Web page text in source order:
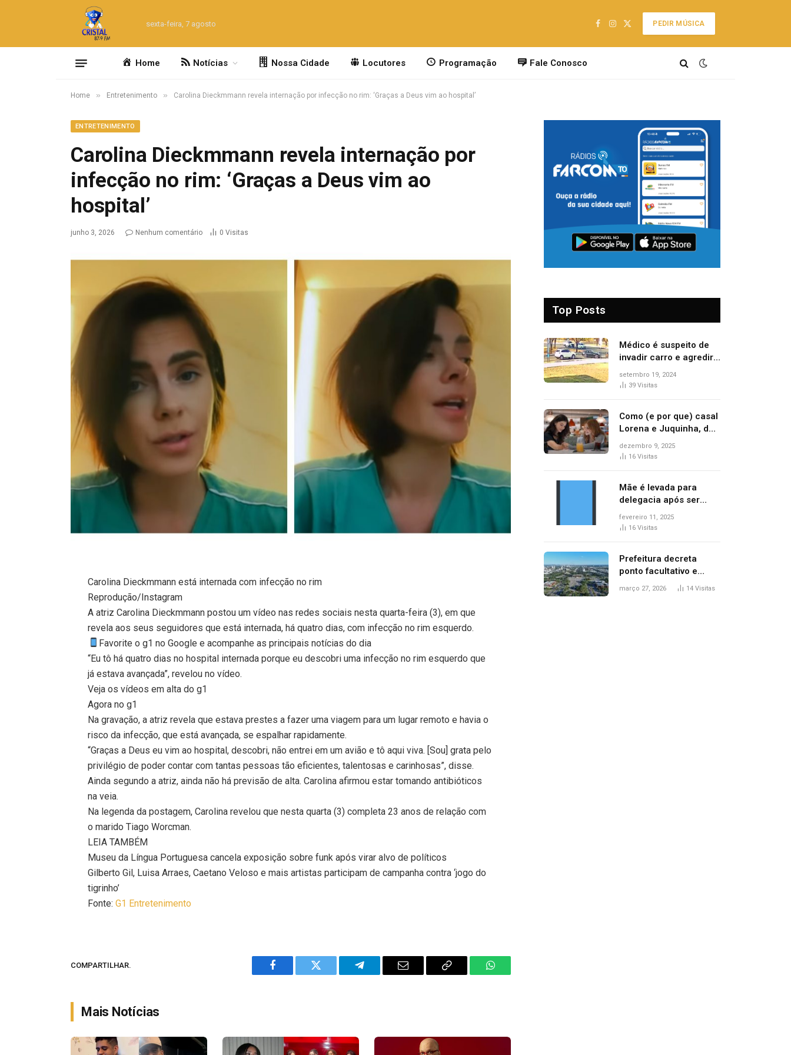
sexta-feira, 7 agosto
Facebook
Instagram
X
PEDIR MÚSICA
Home Notícias Nossa Cidade Locutores Programação Fale Conosco
Home » Entretenimento » Carolina Dieckmmann revela internação por infecção no rim: ‘Graças a Deus vim ao hospital’
ENTRETENIMENTO
Carolina Dieckmmann revela internação por
infecção no rim: ‘Graças a Deus vim ao
hospital’
junho 3, 2026 Nenhum comentário 0 Visitas
Carolina Dieckmmann está internada com infecção no rim
Reprodução/Instagram
A atriz Carolina Dieckmmann postou um vídeo nas redes sociais nesta quarta-feira (3), em que
revela aos seus seguidores que está internada, há quatro dias, com infecção no rim esquerdo.
Favorite o g1 no Google e acompanhe as principais notícias do dia
“Eu tô há quatro dias no hospital internada porque eu descobri uma infecção no rim esquerdo que
já estava avançada”, revelou no vídeo.
Veja os vídeos em alta do g1
Agora no g1
Na gravação, a atriz revela que estava prestes a fazer uma viagem para um lugar remoto e havia o
risco da infecção, que está avançada, se espalhar rapidamente.
“Graças a Deus eu vim ao hospital, descobri, não entrei em um avião e tô aqui viva. [Sou] grata pelo
privilégio de poder contar com tantas pessoas tão eficientes, talentosas e carinhosas”, disse.
Ainda segundo a atriz, ainda não há previsão de alta. Carolina afirmou estar tomando antibióticos
na veia.
Na legenda da postagem, Carolina revelou que nesta quarta (3) completa 23 anos de relação com
o marido Tiago Worcman.
LEIA TAMBÉM
Museu da Língua Portuguesa cancela exposição sobre funk após virar alvo de políticos
Gilberto Gil, Luisa Arraes, Caetano Veloso e mais artistas participam de campanha contra ‘jogo do
tigrinho’
Fonte:G1 Entretenimento
COMPARTILHAR.
Facebook Twitter Telegram Email
Copy
WhatsApp
Mais Notícias
Top Posts
Médico é suspeito de
invadir carro e agredir
delegado aposentado
durante confusão no
setembro 19, 2024
39 Visitas
Como (e por que) casal
Lorena e Juquinha, de
‘Três Graças’, ganhou
repercussão
dezembro 9, 2025
16 Visitas
Mãe é levada para
delegacia após ser
denunciada por maus-
tratos contra dois
fevereiro 11, 2025
16 Visitas
Prefeitura decreta
ponto facultativo e
servidores públicos
março 27, 2026 14 Visitas